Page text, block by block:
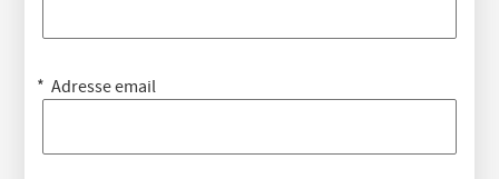
Adresse email